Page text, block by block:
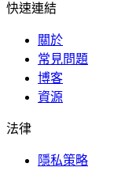
快速連結
關於
常見問題
博客
資源
法律
隱私策略